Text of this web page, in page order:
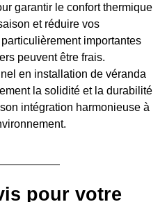
garantir le confort thermique
et réduire vos
importantes
peuvent être frais.
en installation de véranda
la solidité et la durabilité
intégration harmonieuse à
pour votre